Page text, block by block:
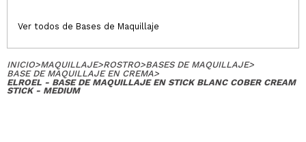
Ver todos de Bases de Maquillaje
INICIO>MAQUILLAJE>ROSTRO>BASES DE MAQUILLAJE>
BASE DE MAQUILLAJE EN CREMA>
ELROEL - BASE DE MAQUILLAJE EN STICK BLANC COBER CREAM
STICK - MEDIUM